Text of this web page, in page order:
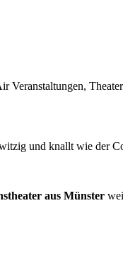
Veranstaltungen,
und knallt wie der
aus Münster